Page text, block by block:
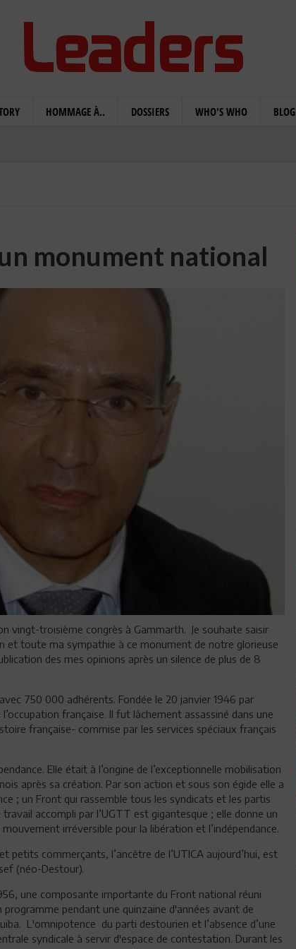
HOMMAGE À.. DOSSIERS WHO'S WHO BLOG
monument national
vingt-troisième congrès à Gammarth. Je souhaite saisir
et toute ma sympathie à ce monument de notre glorieuse
des mes opinions après un silence de plus de 8
750 000 adhérents. Fondée le 20 janvier 1946 par
française. Il fut lâchement assassiné dans une
française- commise par les services spéciaux français
Elle était à l’origine de l’exceptionnelle mobilisation
après sa création. Par son action et sous son égide elle a
; un Front qui rassemble tous les syndicats et les partis
accompli par l’UGTT est gigantesque ; elle donne un
irréversible pour la libération et l’indépendance.
petits commerçants, l’ancêtre de l’UTICA aujourd’hui, est
(néo-Destour).
une composante importante du Front national réuni
pendant une quinzaine d'années avant de
L'omnipotence du parti destourien et l’absence d’une
syndicale à servir d'espace de contestation. Durant les